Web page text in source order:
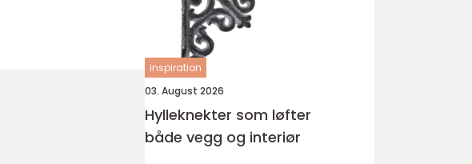
inspiration
03. August 2026
Hylleknekter som løfter
både vegg og interiør